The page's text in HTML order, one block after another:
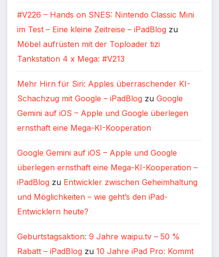
#V226 – Hands on SNES: Nintendo Classic Mini
im Test – Eine kleine Zeitreise – iPadBlog zu
Möbel aufrüsten mit der Toploader tizi
Tankstation 4 x Mega: #V213
Mehr Hirn für Siri: Apples überraschender KI-
Schachzug mit Google – iPadBlog zu Google
Gemini auf iOS – Apple und Google überlegen
ernsthaft eine Mega-KI-Kooperation
Google Gemini auf iOS – Apple und Google
überlegen ernsthaft eine Mega-KI-Kooperation –
iPadBlog zu Entwickler zwischen Geheimhaltung
und Möglichkeiten – wie geht’s den iPad-
Entwicklern heute?
Geburtstagsaktion: 9 Jahre waipu.tv – 50 %
Rabatt – iPadBlog zu 10 Jahre iPad Pro: Kommt